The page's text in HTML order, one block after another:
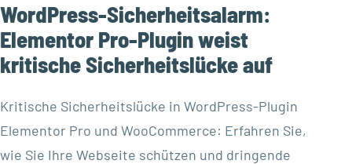
WordPress-Sicherheitsalarm:
Elementor Pro-Plugin weist
kritische Sicherheitslücke auf
Kritische Sicherheitslücke in WordPress-Plugin
Elementor Pro und WooCommerce: Erfahren Sie,
wie Sie Ihre Webseite schützen und dringende